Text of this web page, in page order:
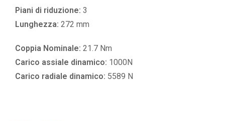
Piani di riduzione: 3
Lunghezza: 272 mm
Coppia Nominale: 21.7 Nm
Carico assiale dinamico: 1000N
Carico radiale dinamico: 5589 N